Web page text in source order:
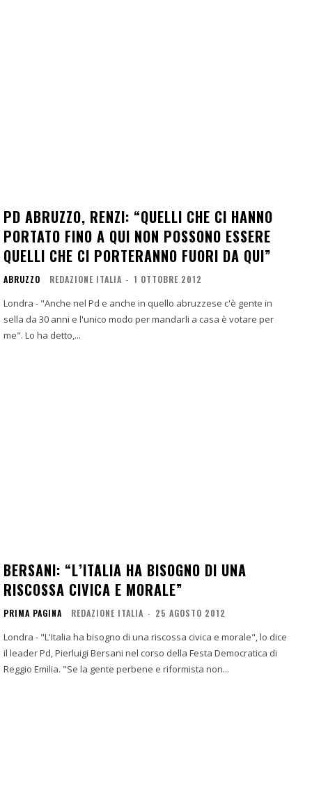
PD ABRUZZO, RENZI: “QUELLI CHE CI HANNO
PORTATO FINO A QUI NON POSSONO ESSERE
QUELLI CHE CI PORTERANNO FUORI DA QUI”
ABRUZZO REDAZIONE ITALIA - 1 OTTOBRE 2012
Londra - "Anche nel Pd e anche in quello abruzzese c'è gente in
sella da 30 anni e l'unico modo per mandarli a casa è votare per
me". Lo ha detto,...
BERSANI: “L’ITALIA HA BISOGNO DI UNA
RISCOSSA CIVICA E MORALE”
PRIMA PAGINA REDAZIONE ITALIA - 25 AGOSTO 2012
Londra - "L'Italia ha bisogno di una riscossa civica e morale", lo dice
il leader Pd, Pierluigi Bersani nel corso della Festa Democratica di
Reggio Emilia. "Se la gente perbene e riformista non...